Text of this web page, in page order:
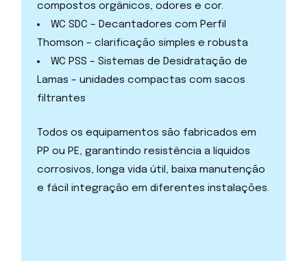
compostos orgânicos, odores e cor.
WC SDC – Decantadores com Perfil
Thomson – clarificação simples e robusta
WC PSS – Sistemas de Desidratação de
Lamas – unidades compactas com sacos
filtrantes
Todos os equipamentos são fabricados em
PP ou PE, garantindo resistência a líquidos
corrosivos, longa vida útil, baixa manutenção
e fácil integração em diferentes instalações.